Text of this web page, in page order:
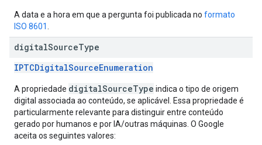
A data e a hora em que a pergunta foi publicada no formato
ISO 8601
digitalSourceType
IPTCDigitalSourceEnumeration
A propriedade digitalSourceType indica o tipo de origem
digital associada ao conteúdo, se aplicável. Essa propriedade é
particularmente relevante para distinguir entre conteúdo
gerado por humanos e por IA/outras máquinas. O Google
aceita os seguintes valores: